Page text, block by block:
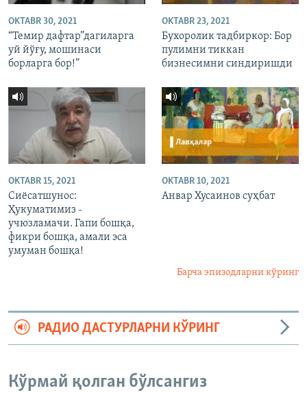
OKTABR 30, 2021
“Темир дафтар”дагиларга
уй йўғу, мошинаси
борларга бор!”
OKTABR 23, 2021
Бухоролик тадбиркор: Бор
пулимни тиккан
бизнесимни синдиришди
OKTABR 15, 2021
Сиёсатшунос:
Ҳукуматимиз -
учюзламачи. Гапи бошқа,
фикри бошқа, амали эса
умуман бошқа!
OKTABR 10, 2021
Анвар Хусаинов суҳбат
Барча эпизодларни кўринг
РАДИО ДАСТУРЛАРНИ КЎРИНГ
Кўрмай қолган бўлсангиз